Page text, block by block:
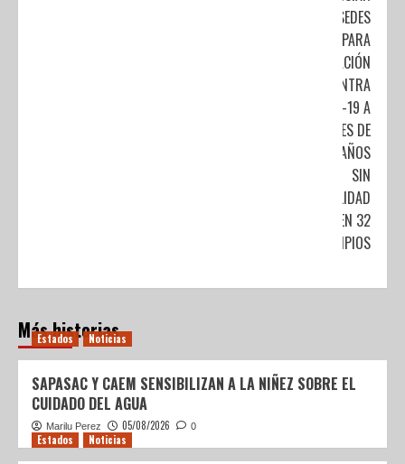
NUEVAS SEDES
PARA
VACUNACIÓN
CONTRA
COVID-19 A
MENORES DE
15 A 17 AÑOS
SIN
COMORBILIDAD
EN 32
MUNICIPIOS
Más historias
Estados Noticias
SAPASAC Y CAEM SENSIBILIZAN A LA NIÑEZ SOBRE EL
CUIDADO DEL AGUA
Marilu Perez 05/08/2026 0
Estados Noticias